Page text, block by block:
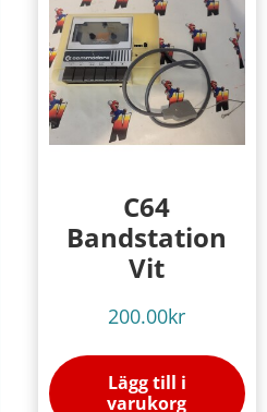
C64
Bandstation
Vit
200.00kr
Lägg till i
varukorg